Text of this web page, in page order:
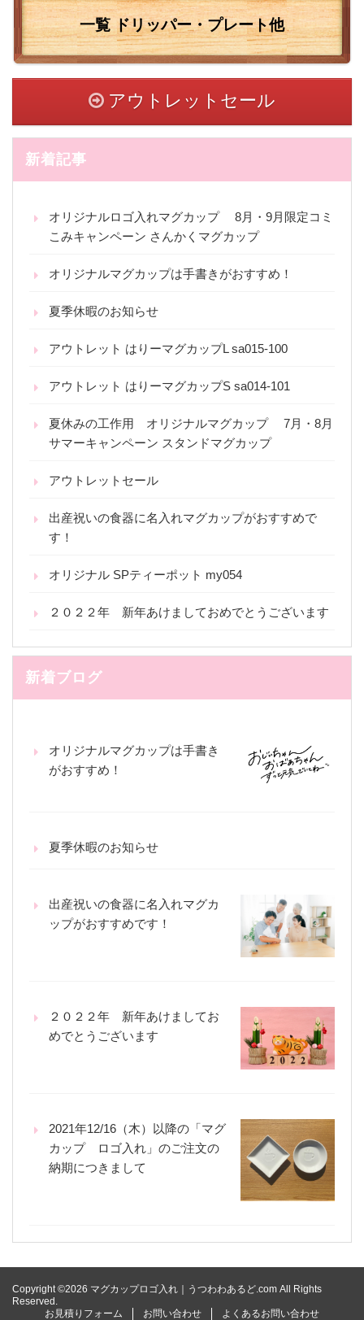
一覧ドリッパー・プレート他
アウトレットセール
新着記事
オリジナルロゴ入れマグカップ 8月・9月限定コミ
こみキャンペーン さんかくマグカップ
オリジナルマグカップは手書きがおすすめ！
夏季休暇のお知らせ
アウトレット はりーマグカップL sa015-100
アウトレット はりーマグカップS sa014-101
夏休みの工作用 オリジナルマグカップ 7月・8月
サマーキャンペーン スタンドマグカップ
アウトレットセール
出産祝いの食器に名入れマグカップがおすすめで
す！
オリジナル SPティーポット my054
２０２２年 新年あけましておめでとうございます
新着ブログ
オリジナルマグカップは手書き
がおすすめ！
夏季休暇のお知らせ
出産祝いの食器に名入れマグカ
ップがおすすめです！
２０２２年 新年あけましてお
めでとうございます
2021年12/16（木）以降の「マグ
カップ ロゴ入れ」のご注文の
納期につきまして
Copyright ©2026 マグカップロゴ入れ｜うつわわあるど.com All Rights
Reserved.
お見積りフォーム
お問い合わせ
よくあるお問い合わせ